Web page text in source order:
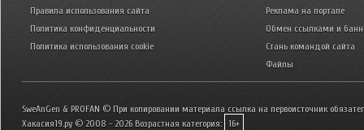
Правила использования сайта
Политика конфиденциальности
Политика использования cookie
Реклама на портале
Обмен ссылками и
Стань командой сайта
Файлы
SweAnGen & PROFAN © При копировании материала ссылка на первоисточник
Хакасия19.ру © 2008 - 2026 Возрастная категория: 16+